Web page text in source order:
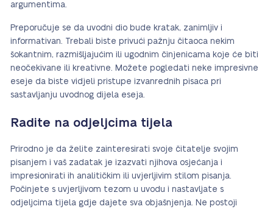
argumentima.
Preporučuje se da uvodni dio bude kratak, zanimljiv i
informativan. Trebali biste privući pažnju čitaoca nekim
šokantnim, razmišljajućim ili ugodnim činjenicama koje će biti
neočekivane ili kreativne. Možete pogledati neke impresivne
eseje da biste vidjeli pristupe izvanrednih pisaca pri
sastavljanju uvodnog dijela eseja.
Radite na odjeljcima tijela
Prirodno je da želite zainteresirati svoje čitatelje svojim
pisanjem i vaš zadatak je izazvati njihova osjećanja i
impresionirati ih analitičkim ili uvjerljivim stilom pisanja.
Počinjete s uvjerljivom tezom u uvodu i nastavljate s
odjeljcima tijela gdje dajete sva objašnjenja. Ne postoji